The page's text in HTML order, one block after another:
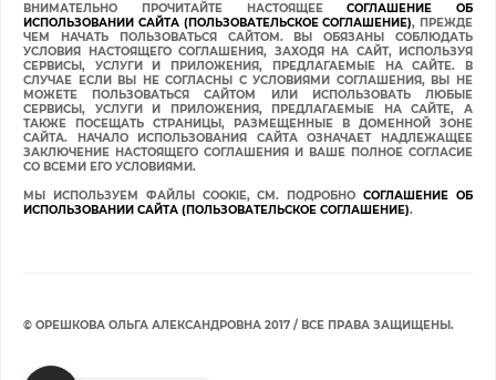
ВНИМАТЕЛЬНО ПРОЧИТАЙТЕ НАСТОЯЩЕЕСОГЛАШЕНИЕ ОБ
ИСПОЛЬЗОВАНИИ САЙТА (ПОЛЬЗОВАТЕЛЬСКОЕ СОГЛАШЕНИЕ), ПРЕЖДЕ
ЧЕМ НАЧАТЬ ПОЛЬЗОВАТЬСЯ САЙТОМ. ВЫ ОБЯЗАНЫ СОБЛЮДАТЬ
УСЛОВИЯ НАСТОЯЩЕГО СОГЛАШЕНИЯ, ЗАХОДЯ НА САЙТ, ИСПОЛЬЗУЯ
СЕРВИСЫ, УСЛУГИ И ПРИЛОЖЕНИЯ, ПРЕДЛАГАЕМЫЕ НА САЙТЕ. В
СЛУЧАЕ ЕСЛИ ВЫ НЕ СОГЛАСНЫ С УСЛОВИЯМИ СОГЛАШЕНИЯ, ВЫ НЕ
МОЖЕТЕ ПОЛЬЗОВАТЬСЯ САЙТОМ ИЛИ ИСПОЛЬЗОВАТЬ ЛЮБЫЕ
СЕРВИСЫ, УСЛУГИ И ПРИЛОЖЕНИЯ, ПРЕДЛАГАЕМЫЕ НА САЙТЕ, А
ТАКЖЕ ПОСЕЩАТЬ СТРАНИЦЫ, РАЗМЕЩЕННЫЕ В ДОМЕННОЙ ЗОНЕ
САЙТА. НАЧАЛО ИСПОЛЬЗОВАНИЯ САЙТА ОЗНАЧАЕТ НАДЛЕЖАЩЕЕ
ЗАКЛЮЧЕНИЕ НАСТОЯЩЕГО СОГЛАШЕНИЯ И ВАШЕ ПОЛНОЕ СОГЛАСИЕ
СО ВСЕМИ ЕГО УСЛОВИЯМИ.
МЫ ИСПОЛЬЗУЕМ ФАЙЛЫ COOKIE, СМ. ПОДРОБНОСОГЛАШЕНИЕ ОБ
ИСПОЛЬЗОВАНИИ САЙТА (ПОЛЬЗОВАТЕЛЬСКОЕ СОГЛАШЕНИЕ).
© ОРЕШКОВА ОЛЬГА АЛЕКСАНДРОВНА 2017 / ВСЕ ПРАВА ЗАЩИЩЕНЫ.